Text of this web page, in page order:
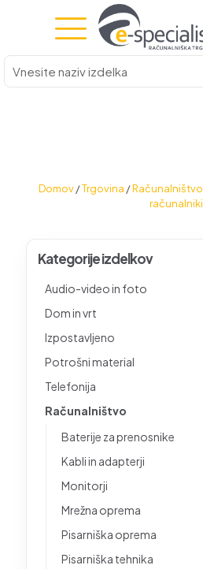
Vnesite
naziv
izdelka
Domov/Trgovina /Računalništvo
računalniki
Kategorije izdelkov
Audio-video in foto
Dom in vrt
Izpostavljeno
Potrošni material
Telefonija
Računalništvo
Baterije za prenosnike
Kabli in adapterji
Monitorji
Mrežna oprema
Pisarniška oprema
Pisarniška tehnika